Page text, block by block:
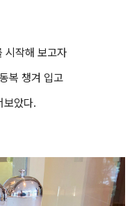
시작해 보고자
복 챙겨 입고
보았다.